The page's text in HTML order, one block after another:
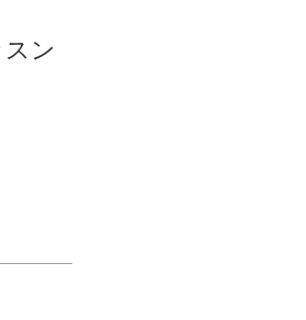
ン